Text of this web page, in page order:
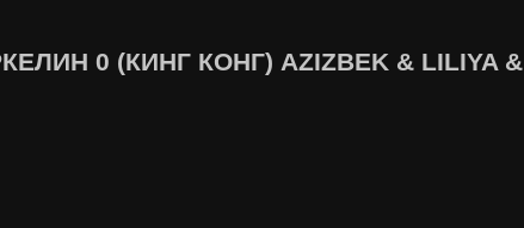
0 (КИНГ КОНГ) AZIZBEK & LILIYA &